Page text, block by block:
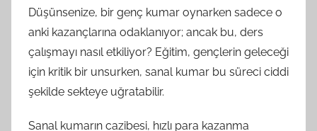
Düşünsenize, bir genç kumar oynarken sadece o
anki kazançlarına odaklanıyor; ancak bu, ders
çalışmayı nasıl etkiliyor? Eğitim, gençlerin geleceği
için kritik bir unsurken, sanal kumar bu süreci ciddi
şekilde sekteye uğratabilir.
Sanal kumarın cazibesi, hızlı para kazanma